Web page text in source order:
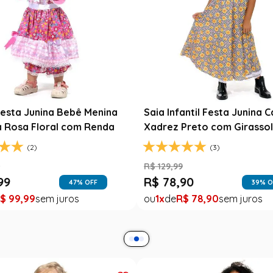
Junina Infantil Branca
com Fitas Coloridas
(0)
37% OFF
49,99
Fantasia Noiva Junina
Branca com Véu e Laços
R$ 139,99
R$ 79, 99 43%
1 R$ 79,99